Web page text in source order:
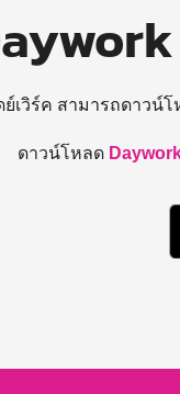
เวิร์ค สามารถดาวน์
ดาวน์โหลด